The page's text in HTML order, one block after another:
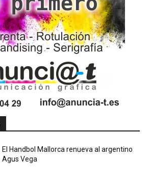
El Handbol Mallorca renueva al argentino
Agus Vega